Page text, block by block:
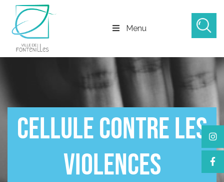
Menu
CELLULE CONTRE LES
VIOLENCES